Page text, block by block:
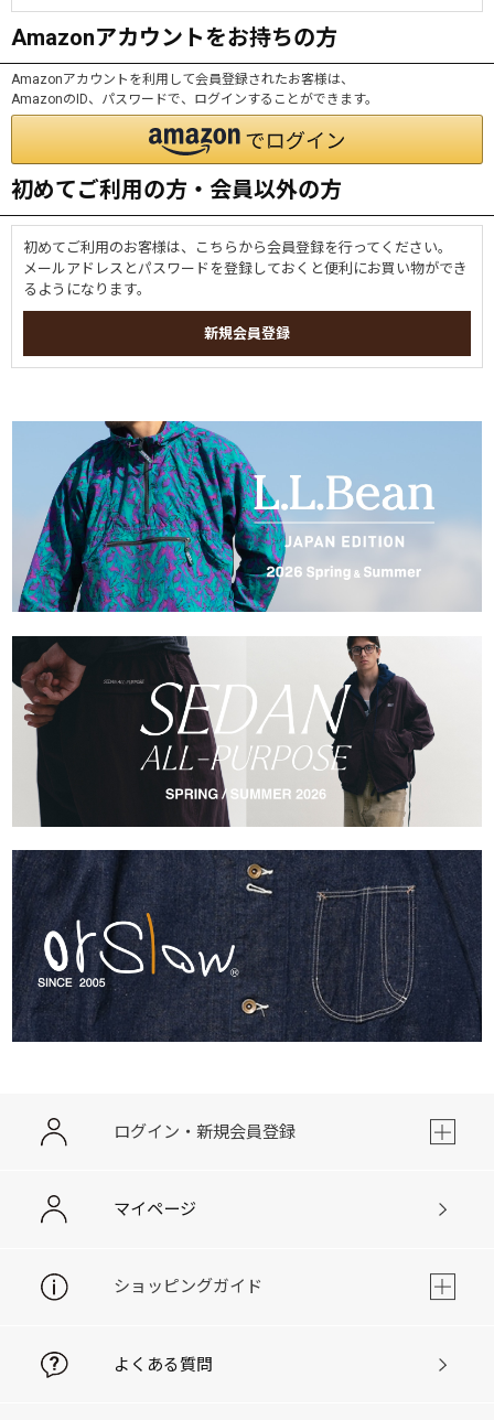
Amazonアカウントをお持ちの方
Amazonアカウントを利用して会員登録されたお客様は、
AmazonのID、パスワードで、ログインすることができます。
初めてご利用の方・会員以外の方
初めてご利用のお客様は、こちらから会員登録を行ってください。
メールアドレスとパスワードを登録しておくと便利にお買い物ができ
るようになります。
ログイン・新規会員登録
マイページ
ショッピングガイド
よくある質問